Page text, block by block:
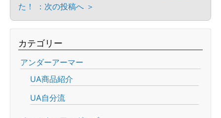
た！ ：次の投稿へ ＞
カテゴリー
アンダーアーマー
UA商品紹介
UA自分流